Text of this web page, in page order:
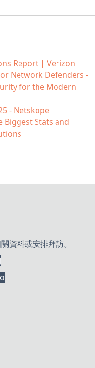
Report | Verizon
Network Defenders -
for the Modern
- Netskope
Biggest Stats and
資料或安排拜訪。